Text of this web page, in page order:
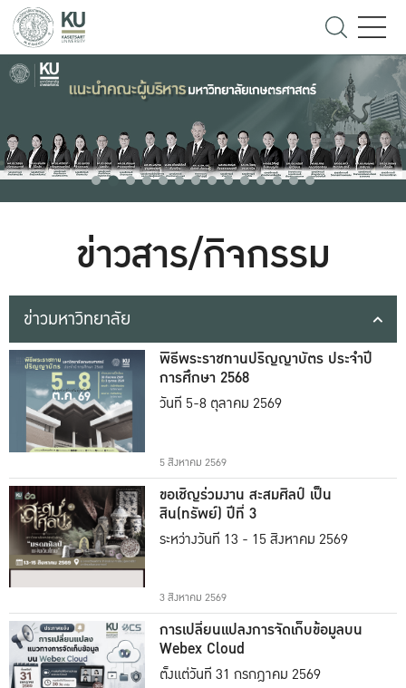
ข่าวสาร/กิจกรรม
ข่าวมหาวิทยาลัย
พิธีพระราชทานปริญญาบัตร ประจำปี
การศึกษา 2568
วันที่ 5-8 ตุลาคม 2569
5 สิงหาคม 2569
ขอเชิญร่วมงาน สะสมศิลป์ เป็น
สิน(ทรัพย์) ปีที่ 3
ระหว่างวันที่ 13 - 15 สิงหาคม 2569
3 สิงหาคม 2569
การเปลี่ยนแปลงการจัดเก็บข้อมูลบน
Webex Cloud
ตั้งแต่วันที่ 31 กรกฎาคม 2569